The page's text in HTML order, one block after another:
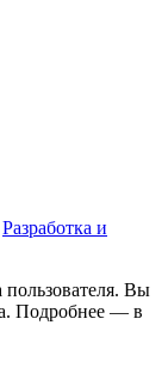
Разработка и
пользователя. Вы
Подробнее — в